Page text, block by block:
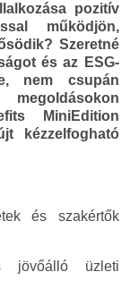
pozitív
működjön,
Szeretné
és az ESG-
nem csupán
MiniEdition
kézzelfogható
és szakértők
jövőálló üzleti